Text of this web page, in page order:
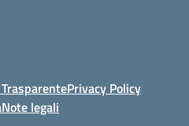
Privacy Policy
Note legali